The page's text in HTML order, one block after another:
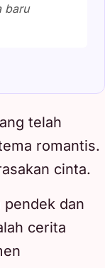
baru
telah
romantis.
cinta.
dan
cerita